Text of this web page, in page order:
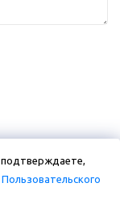
Пользовательского